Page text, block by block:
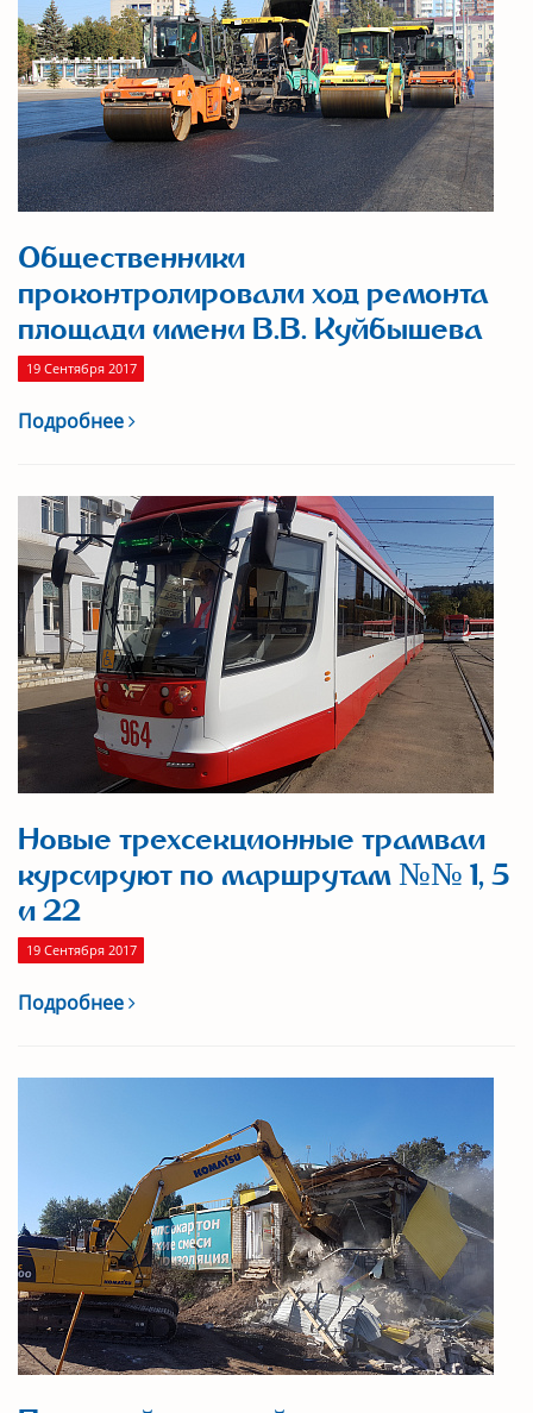
Общественники
проконтролировали ход ремонта
площади имени В.В. Куйбышева
19 Сентября 2017
Подробнее
Новые трехсекционные трамваи
курсируют по маршрутам №№ 1, 5
и 22
19 Сентября 2017
Подробнее